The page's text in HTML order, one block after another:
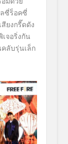
ซี่ร็อคซี่
ยงกรี๊ดดัง
เจอริ่งกัน
ลับรุ่นเล็ก